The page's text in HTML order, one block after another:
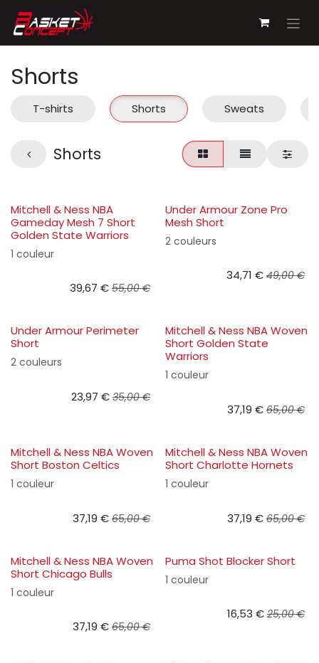
Se rendre au contenu
Shorts
T-shirts Shorts Sweats
Shorts
Mitchell & Ness NBA
Gameday Mesh 7 Short
Golden State Warriors
1 couleur
39,67 € 55,00€
Under Armour Zone Pro
Mesh Short
2 couleurs
34,71 € 49,00€
Under Armour Perimeter
Short
2 couleurs
23,97 € 35,00€
Mitchell & Ness NBA Woven
Short Golden State
Warriors
1 couleur
37,19 € 65,00€
Mitchell & Ness NBA Woven
Short Boston Celtics
1 couleur
37,19 € 65,00€
Mitchell & Ness NBA Woven
Short Charlotte Hornets
1 couleur
37,19 € 65,00€
Mitchell & Ness NBA Woven
Short Chicago Bulls
1 couleur
37,19 € 65,00€
Puma Shot Blocker Short
1 couleur
16,53 € 25,00€